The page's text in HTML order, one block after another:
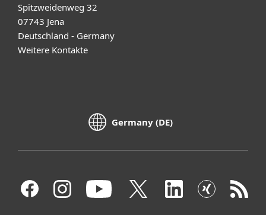
Spitzweidenweg 32
07743 Jena
Deutschland - Germany
Weitere Kontakte
Germany (DE)